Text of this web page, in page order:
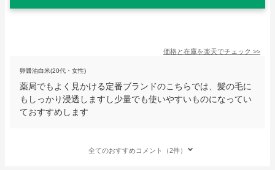
価格と在庫を楽天でチェック >>
卵醤油白米(20代・女性)
薬局でもよく見かける定番ブランドのこちらでは、髪の毛に
もしっかり浸透しますし少量でも使いやすいものになってい
ておすすめします
全てのおすすめコメント（2件）